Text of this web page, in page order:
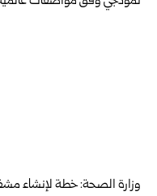
وزارة الصحة: خطة لإنشاء